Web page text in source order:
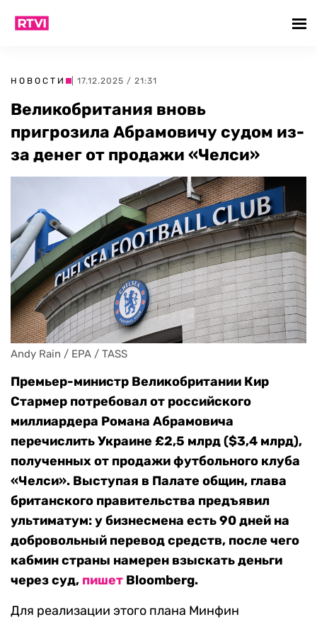
НОВОСТИ | 17.12.2025 / 21:31
Великобритания вновь
пригрозила Абрамовичу судом из-
за денег от продажи «Челси»
Andy Rain / EPA / TASS
Премьер-министр Великобритании Кир
Стармер потребовал от российского
миллиардера Романа Абрамовича
перечислить Украине £2,5 млрд ($3,4 млрд),
полученных от продажи футбольного клуба
«Челси». Выступая в Палате общин, глава
британского правительства предъявил
ультиматум: у бизнесмена есть 90 дней на
добровольный перевод средств, после чего
кабмин страны намерен взыскать деньги
через суд, пишет Bloomberg.
Для реализации этого плана Минфин